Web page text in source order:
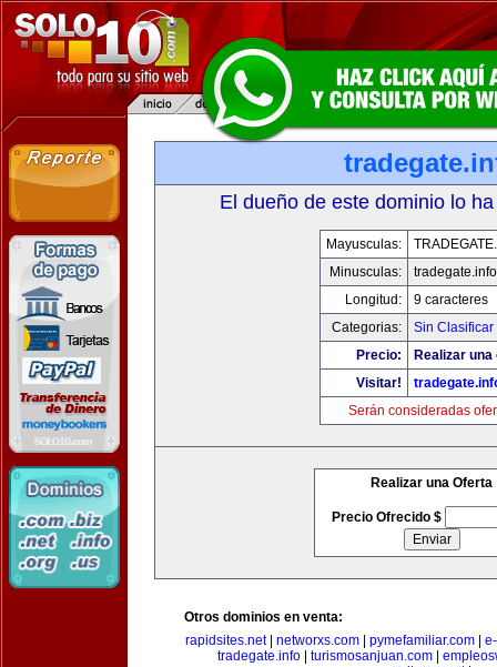
El dueño de este dominio lo
Mayusculas:
Minusculas:
tradegate.info
Longitud:
9 caracteres
Categorias:
Sin Clasificar
Precio:
Realizar
Visitar!
Serán consideradas
Realizar una Oferta
Precio Ofrecido $
Otros dominios en venta:
rapidsites.net| networxs.com| pymefamiliar.com|
tradegate.info| turismosanjuan.com|